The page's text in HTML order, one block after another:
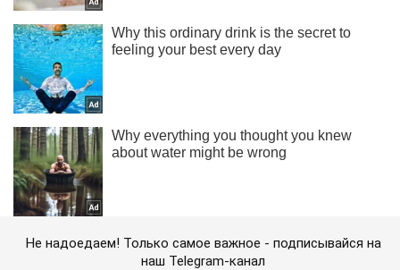
Не надоедаем! Только самое важное - подписывайся на
наш Telegram-канал